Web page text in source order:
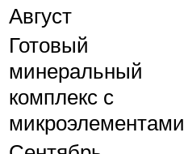
Август
Готовый
минеральный
комплекс с
микроэлементами